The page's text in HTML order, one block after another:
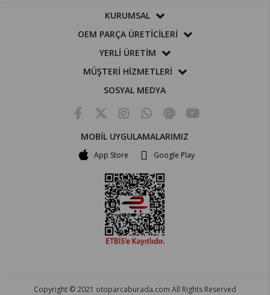
KURUMSAL
OEM PARÇA ÜRETİCİLERİ
YERLİ ÜRETİM
MÜŞTERİ HİZMETLERİ
SOSYAL MEDYA
MOBİL UYGULAMALARIMIZ
App Store Google Play
Copyright © 2021 otoparcaburada.com All Rights Reserved